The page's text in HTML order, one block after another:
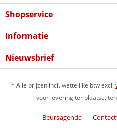
Shopservice
Informatie
Nieuwsbrief
* Alle prijzen incl. wettelijke btw excl.
voor levering ter plaatse,
Beursagenda